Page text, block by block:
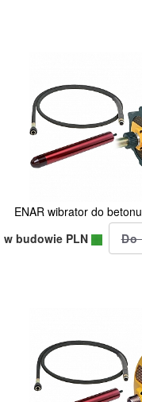
ENAR wibrator do
w budowie PLN